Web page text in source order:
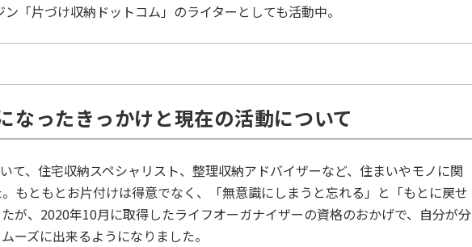
「片づけ収納ドットコム」のライターとしても活動中。
なったきっかけと現在の活動について
て、住宅収納スペシャリスト、整理収納アドバイザーなど、住まいやモノに関
もともとお片付けは得意でなく、「無意識にしまうと忘れる」と「もとに戻せ
が、2020年10月に取得したライフオーガナイザーの資格のおかげで、自分が分
ーズに出来るようになりました。